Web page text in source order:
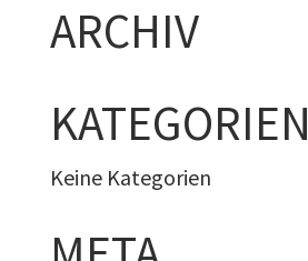
ARCHIV
KATEGORIEN
Keine Kategorien